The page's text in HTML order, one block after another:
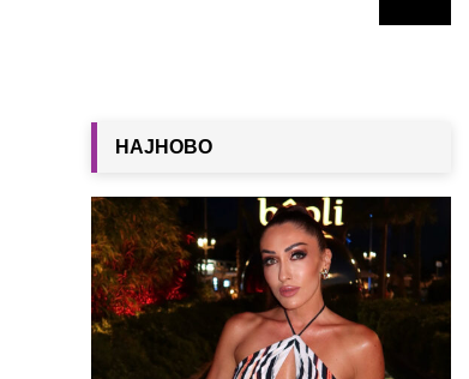
НАЈНОВО